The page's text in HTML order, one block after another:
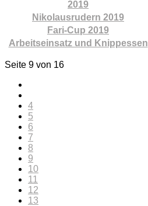
2019
Nikolausrudern 2019
Fari-Cup 2019
Arbeitseinsatz und Knippessen
Seite 9 von 16
4
5
6
7
8
9
10
11
12
13